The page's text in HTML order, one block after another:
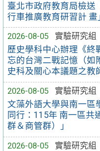
臺北市政府教育局檢送
行車推廣教育研習計 畫
2026-08-05
實驗研究組
歷史學科中心辦理《終
忘的台灣二戰記憶（如
史科及關心本議題之教
2026-08-05
實驗研究組
文藻外語大學與南一區
同行：115年 南一區共
群＆商管群）」
2026-08-05
實驗研究組